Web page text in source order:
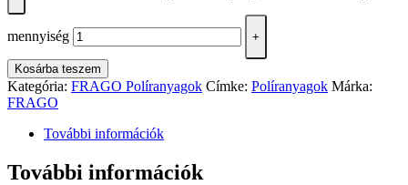
mennyiség +
Kosárba teszem
Kategória: FRAGO Políranyagok Címke: Políranyagok Márka:
FRAGO
További információk
További információk